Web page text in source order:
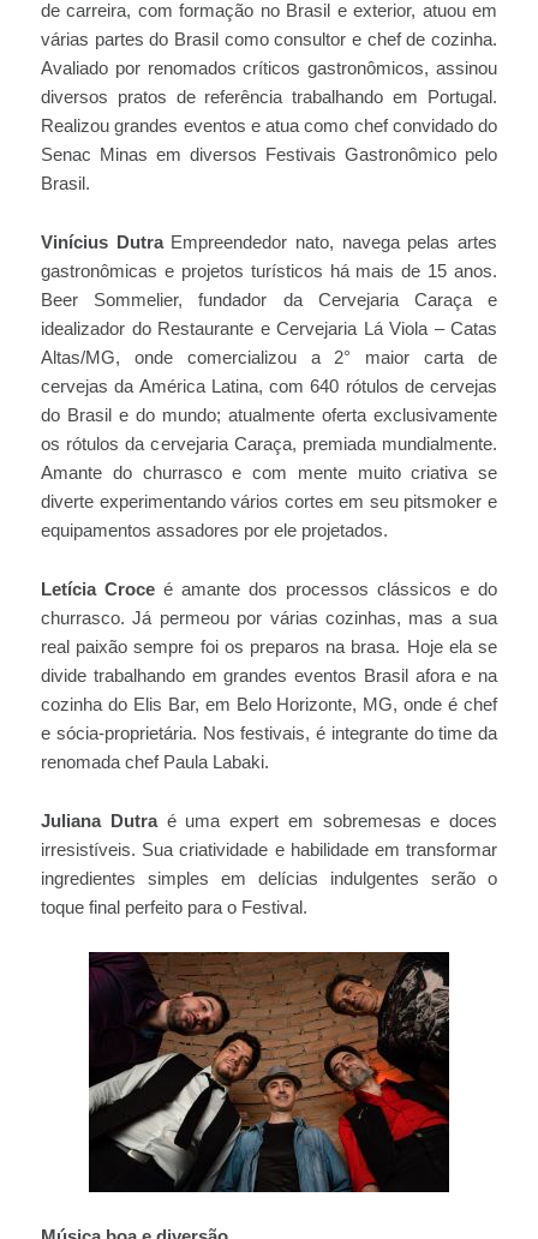
de carreira, com formação no Brasil e exterior, atuou em
várias partes do Brasil como consultor e chef de cozinha.
Avaliado por renomados críticos gastronômicos, assinou
diversos pratos de referência trabalhando em Portugal.
Realizou grandes eventos e atua como chef convidado do
Senac Minas em diversos Festivais Gastronômico pelo
Brasil.
Vinícius Dutra Empreendedor nato, navega pelas artes
gastronômicas e projetos turísticos há mais de 15 anos.
Beer Sommelier, fundador da Cervejaria Caraça e
idealizador do Restaurante e Cervejaria Lá Viola – Catas
Altas/MG, onde comercializou a 2° maior carta de
cervejas da América Latina, com 640 rótulos de cervejas
do Brasil e do mundo; atualmente oferta exclusivamente
os rótulos da cervejaria Caraça, premiada mundialmente.
Amante do churrasco e com mente muito criativa se
diverte experimentando vários cortes em seu pitsmoker e
equipamentos assadores por ele projetados.
Letícia Croce é amante dos processos clássicos e do
churrasco. Já permeou por várias cozinhas, mas a sua
real paixão sempre foi os preparos na brasa. Hoje ela se
divide trabalhando em grandes eventos Brasil afora e na
cozinha do Elis Bar, em Belo Horizonte, MG, onde é chef
e sócia-proprietária. Nos festivais, é integrante do time da
renomada chef Paula Labaki.
Juliana Dutra é uma expert em sobremesas e doces
irresistíveis. Sua criatividade e habilidade em transformar
ingredientes simples em delícias indulgentes serão o
toque final perfeito para o Festival.